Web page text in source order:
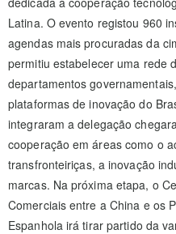
Latina. O evento registou 960
agendas mais procuradas da
permitiu estabelecer uma rede
departamentos
plataformas de inovação do
integraram a delegação
cooperação em áreas como o
transfronteiriças, a inovação
marcas. Na próxima etapa, o
Comerciais entre a China e os
Espanhola irá tirar partido da